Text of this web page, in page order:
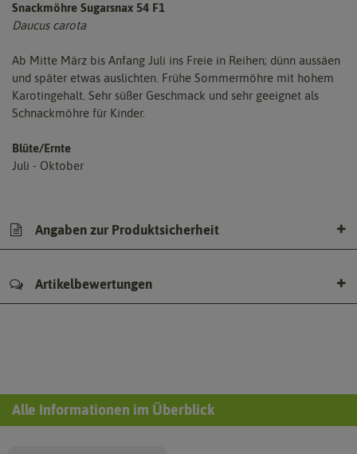
Snackmöhre Sugarsnax 54 F1
Daucus carota
Ab Mitte März bis Anfang Juli ins Freie in Reihen; dünn aussäen
und später etwas auslichten. Frühe Sommermöhre mit hohem
Karotingehalt. Sehr süßer Geschmack und sehr geeignet als
Schnackmöhre für Kinder.
Blüte/Ernte
Juli - Oktober
Angaben zur Produktsicherheit
Artikelbewertungen
Alle Informationen im Überblick